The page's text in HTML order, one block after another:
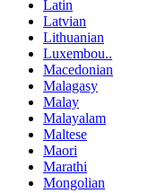
Latin
Latvian
Lithuanian
Luxembou..
Macedonian
Malagasy
Malay
Malayalam
Maltese
Maori
Marathi
Mongolian